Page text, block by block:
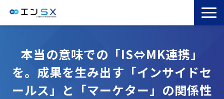
エンSXとは
サービス一覧
導入事例
本当の意味での「IS⇔MK連携」
を。成果を生み出す「インサイドセ
ールス」と「マーケター」の関係性